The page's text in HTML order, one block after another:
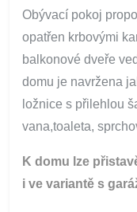
Obývací pokoj
opatřen krbovými
balkonové dveře
domu je navržena
ložnice s přilehlou
vana,toaleta,
K domu lze
i ve variantě s